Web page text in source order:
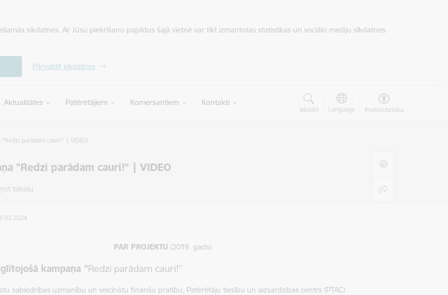
sīkdatnes. Ar Jūsu piekrišanu papildus šajā vietnē var tikt izmantotas statistikas un sociālo mediju sīkdatnes.
Pārvaldīt sīkdatnes
Aktualitātes Patērētājiem Komersantiem Kontakti
Meklēt Language Piekļūstamība
"Redzi parādam cauri!" | VIDEO
"Redzi parādam cauri!" | VIDEO
tekstu
PAR PROJEKTU (2019. gads)
kampaņa "Redzi parādam cauri!”
sabiedrības uzmanību un veicinātu finanšu pratību, Patērētāju tiesību un aizsardzības centrs (PTAC)